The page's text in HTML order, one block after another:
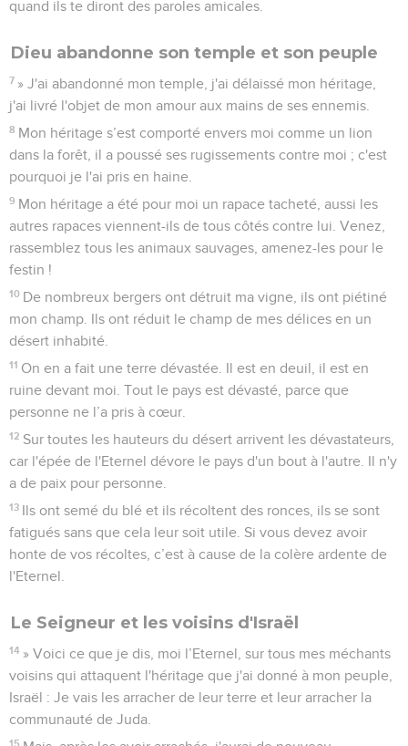
quand ils te diront des paroles amicales.
Dieu abandonne son temple et son peuple
7 » J'ai abandonné mon temple, j'ai délaissé mon héritage,
j'ai livré l'objet de mon amour aux mains de ses ennemis.
8 Mon héritage s’est comporté envers moi comme un lion
dans la forêt, il a poussé ses rugissements contre moi ; c'est
pourquoi je l'ai pris en haine.
9 Mon héritage a été pour moi un rapace tacheté, aussi les
autres rapaces viennent-ils de tous côtés contre lui. Venez,
rassemblez tous les animaux sauvages, amenez-les pour le
festin !
10 De nombreux bergers ont détruit ma vigne, ils ont piétiné
mon champ. Ils ont réduit le champ de mes délices en un
désert inhabité.
11 On en a fait une terre dévastée. Il est en deuil, il est en
ruine devant moi. Tout le pays est dévasté, parce que
personne ne l’a pris à cœur.
12 Sur toutes les hauteurs du désert arrivent les dévastateurs,
car l'épée de l'Eternel dévore le pays d'un bout à l'autre. Il n'y
a de paix pour personne.
13 Ils ont semé du blé et ils récoltent des ronces, ils se sont
fatigués sans que cela leur soit utile. Si vous devez avoir
honte de vos récoltes, c’est à cause de la colère ardente de
l'Eternel.
Le Seigneur et les voisins d'Israël
14 » Voici ce que je dis, moi l’Eternel, sur tous mes méchants
voisins qui attaquent l'héritage que j'ai donné à mon peuple,
Israël : Je vais les arracher de leur terre et leur arracher la
communauté de Juda.
15